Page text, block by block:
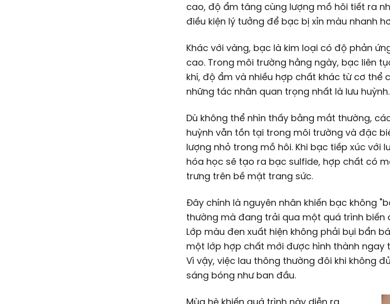
cao, độ ẩm tăng cùng lượng mồ hôi tiết ra
điều kiện lý tưởng để bạc bị xỉn màu nhanh
Khác với vàng, bạc là kim loại có độ phản
cao. Trong môi trường hằng ngày, bạc liên
khí, độ ẩm và nhiều hợp chất khác từ cơ thể
những tác nhân quan trọng nhất là lưu huỳnh.
Dù không thể nhìn thấy bằng mắt thường,
huỳnh vẫn tồn tại trong môi trường và đặc
lượng nhỏ trong mồ hôi. Khi bạc tiếp xúc với
hóa học sẽ tạo ra bạc sulfide, hợp chất có
trưng trên bề mặt trang sức.
Đây chính là nguyên nhân khiến bạc không
thường mà đang trải qua một quá trình biến
Lớp màu đen xuất hiện không phải bụi bẩn
một lớp hợp chất mới được hình thành ngay
Vì vậy, việc lau thông thường đôi khi không
sáng bóng như ban đầu.